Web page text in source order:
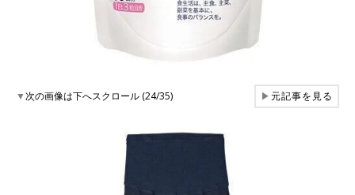
▼次の画像は下へスクロール (24/35) ▶元記事を見る